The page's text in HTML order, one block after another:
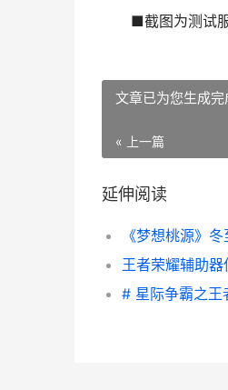
■截图为测试服
文章已为您生成完
« 上一篇
延伸阅读
王者荣耀辅助器
# 星际争霸之王